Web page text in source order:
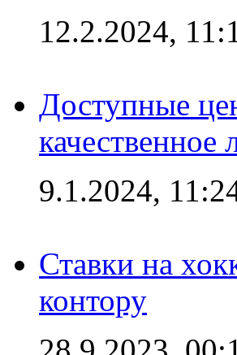
12.2.2024,
Доступные
качественное
9.1.2024,
Ставки на
контору